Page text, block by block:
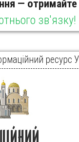
— отримайте
зв'язку!
ресурс